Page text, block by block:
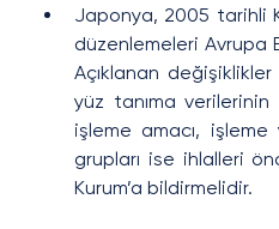
Japonya, 2005 tarihli
düzenlemeleri Avrupa
Açıklanan
yüz tanıma verilerinin
işleme amacı,
grupları ise ihlalleri
Kurum’a bildirmelidir.